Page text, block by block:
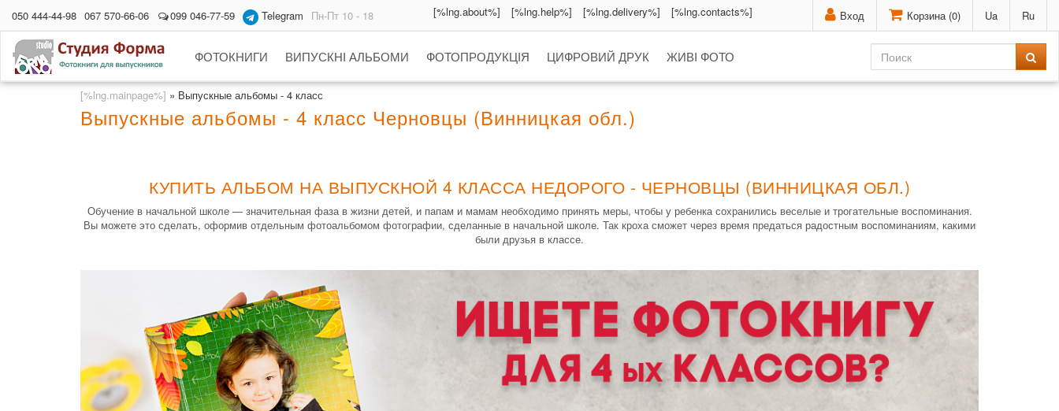
Вход Корзина (0) Ua Ru
050 444-44-98 067 570-66-06 099 046-77-59 Telegram Пн-Пт 10 - 18 [%lng.about%] [%lng.help%] [%lng.delivery%] [%lng.contacts%]
ФОТОКНИГИ ВИПУСКНІ АЛЬБОМИ ФОТОПРОДУКЦІЯ ЦИФРОВИЙ ДРУК ЖИВІ ФОТО
[%lng.mainpage%] » Выпускные альбомы - 4 класс
Выпускные альбомы - 4 класс Черновцы (Винницкая обл.)
КУПИТЬ АЛЬБОМ НА ВЫПУСКНОЙ 4 КЛАССА НЕДОРОГО - ЧЕРНОВЦЫ (ВИННИЦКАЯ ОБЛ.)
Обучение в начальной школе — значительная фаза в жизни детей, и папам и мамам необходимо принять меры, чтобы у ребенка сохранились веселые и трогательные воспоминания.
Вы можете это сделать, оформив отдельным фотоальбомом фотографии, сделанные в начальной школе. Так кроха сможет через время предаться радостным воспоминаниям, какими
были друзья в классе.